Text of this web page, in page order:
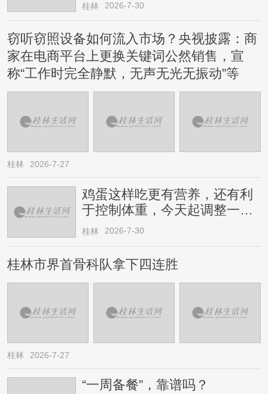
桂林 2026-7-30
窃听窃照设备如何流入市场？央视披露：商
家在电商平台上更换关键词公然销售，宣
称“工作时完全静默，无声无光无振动”等
桂林 2026-7-27
鸡蛋这样吃更有营养，还有利
于控制体重，今天起调整一下
→
桂林 2026-7-30
桂林市界首骨科队拿下四连胜
桂林 2026-7-27
“一周备餐”，靠谱吗？